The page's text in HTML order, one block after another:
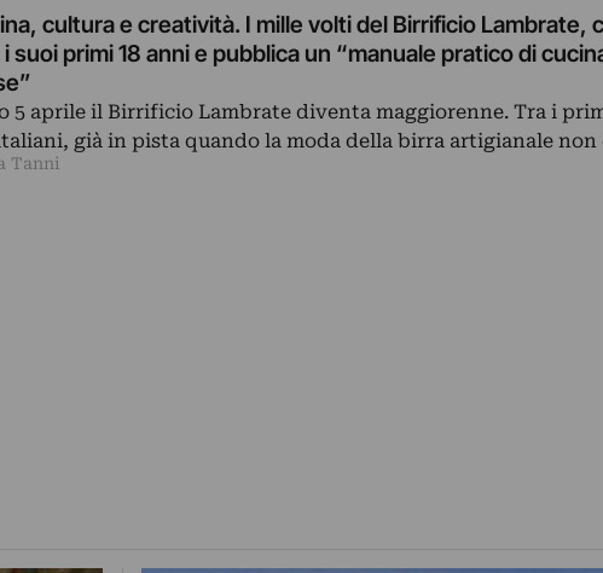
cultura e creatività. I mille volti del Birrificio Lambrate,
suoi primi 18 anni e pubblica un “manuale pratico di
5 aprile il Birrificio Lambrate diventa maggiorenne. Tra i
già in pista quando la moda della birra artigianale non
Tanni